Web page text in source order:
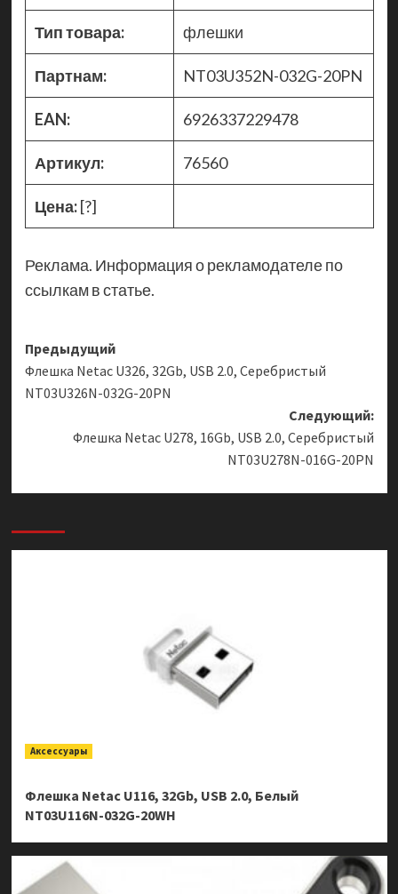
Тип товара: флешки
Партнам: NT03U352N-032G-20PN
EAN: 6926337229478
Артикул: 76560
Цена:[?]
Реклама. Информация о рекламодателе по
ссылкам в статье.
Навигация
записи
Предыдущий
Флешка Netac U326, 32Gb, USB 2.0, Серебристый
NT03U326N-032G-20PN
Следующий:
Флешка Netac U278, 16Gb, USB 2.0, Серебристый
NT03U278N-016G-20PN
Аксессуары
Флешка Netac U116, 32Gb, USB 2.0, Белый
NT03U116N-032G-20WH